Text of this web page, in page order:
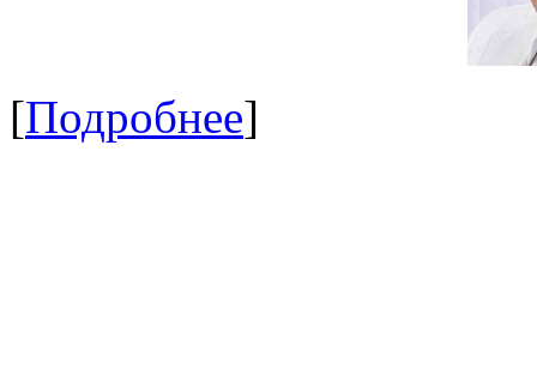
[Подробнее]